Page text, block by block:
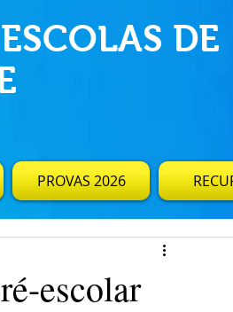
DE
PROVAS 2026
escolar